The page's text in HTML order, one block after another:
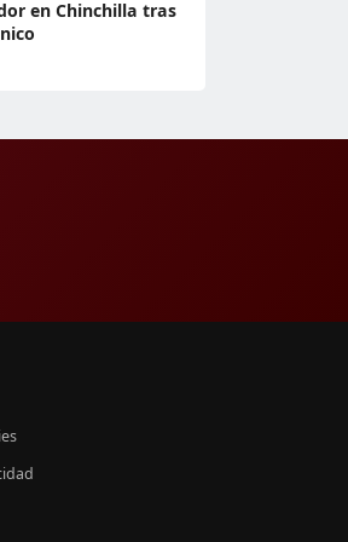
en Chinchilla tras